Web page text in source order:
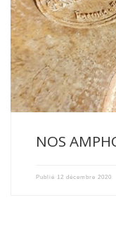
DE NOUVEAUX
CHAIS […]
NOS
Publié 12 décembre 2020